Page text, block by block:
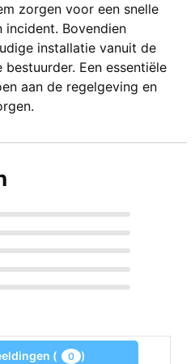
zorgen voor een snelle
incident. Bovendien
installatie vanuit de
Een essentiële
aan de regelgeving en
( 0 )